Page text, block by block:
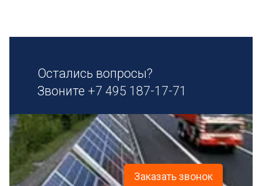
Остались вопросы?
Звоните +7 495 187-17-71
Заказать звонок